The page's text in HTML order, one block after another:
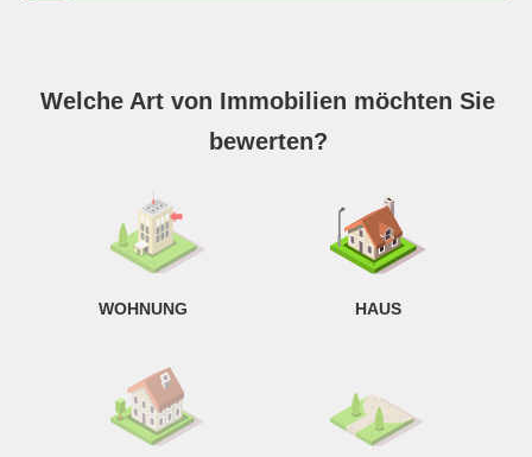
Welche Art von Immobilien möchten Sie
bewerten?
WOHNUNG HAUS